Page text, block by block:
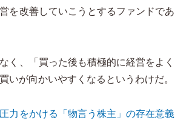
を改善していこうとするファンドであ
く、「買った後も積極的に経営をよく
いが向かいやすくなるというわけだ。
力をかける「物言う株主」の存在意義